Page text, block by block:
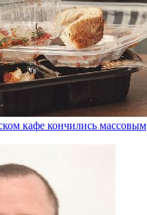
кафе кончились массовым